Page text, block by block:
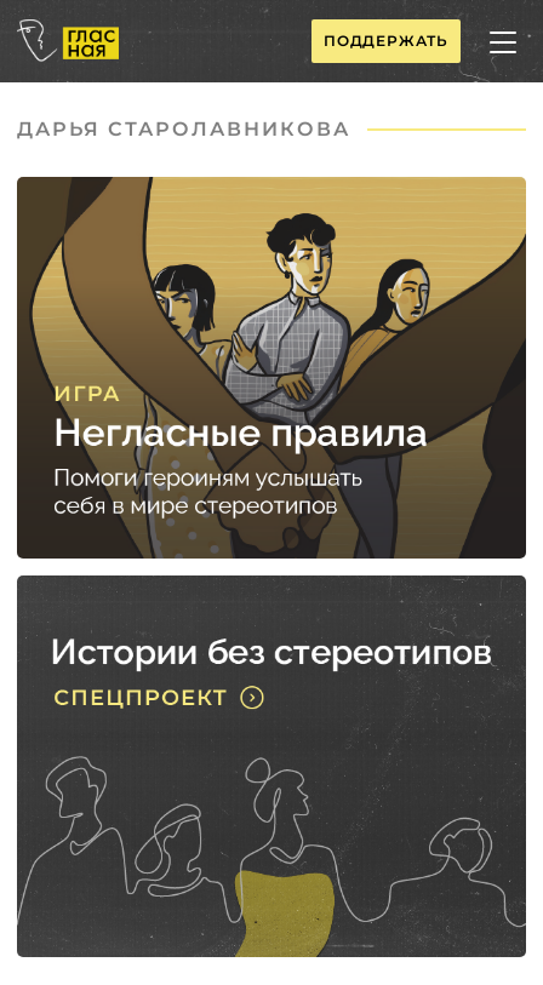
ПОДДЕРЖАТЬ
ДАРЬЯ СТАРОЛАВНИКОВА